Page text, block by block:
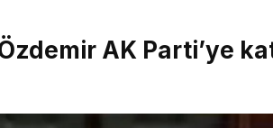
AK Parti’ye